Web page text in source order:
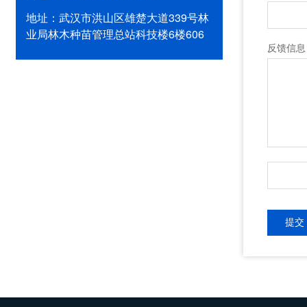
地址： 武汉市洪山区雄楚大道339号林
业局林木种苗管理总站科技楼6楼606
反馈信息
提交